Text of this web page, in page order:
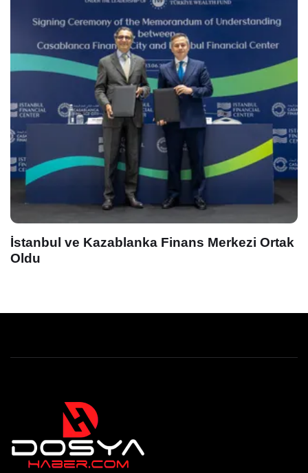
Ortak
Anadolu Grubu Çeşitli Portföy ve
Disiplinle Büyüdü